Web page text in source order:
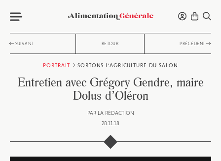
SUIVANT RETOUR PRÉCÉDENT
PORTRAIT SORTONS L'AGRICULTURE DU SALON
Entretien avec Grégory Gendre, maire
Dolus d’Oléron
PAR LA RÉDACTION
28.11.18